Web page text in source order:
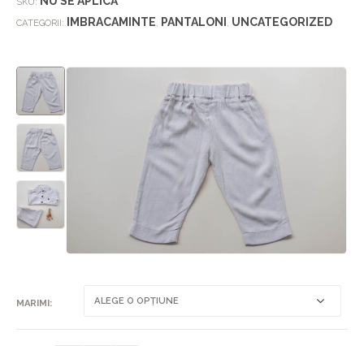
SKU:
CATEGORII: IMBRACAMINTE, PANTALONI , UNCATEGORIZED
MARIMI